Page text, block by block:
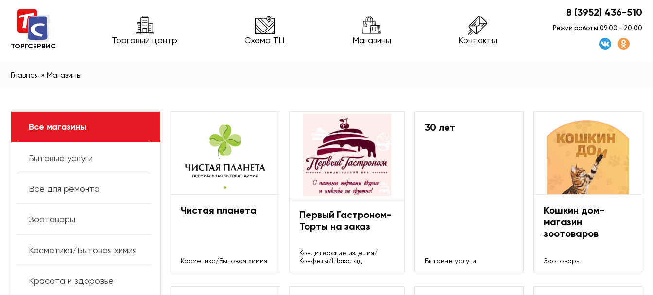
ТОРГСЕРВИС
Торговый центр Схема ТЦ Магазины Контакты
8 (3952) 436-510
Режим работы 09:00 - 20:00
Главная » Магазины
Все магазины
Бытовые услуги
Все для ремонта
Зоотовары
Косметика/Бытовая химия
Красота и здоровье
Чистая планета
Косметика/Бытовая химия
Первый Гастроном-
Торты на заказ
Кондитерские изделия/
Конфеты/Шоколад
30 лет
Бытовые услуги
Кошкин дом-
магазин
зоотоваров
Зоотовары